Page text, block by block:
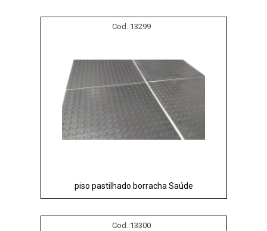
Cod.:13299
piso pastilhado borracha Saúde
Cod.:13300